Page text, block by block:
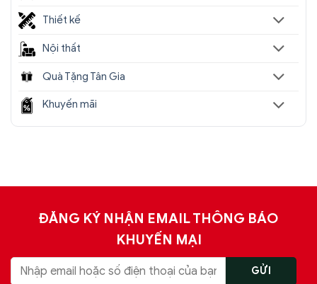
Thiết kế
Nội thất
Quà Tặng Tân Gia
Khuyến mãi
ĐĂNG KÝ NHẬN EMAIL THÔNG BÁO
KHUYẾN MẠI